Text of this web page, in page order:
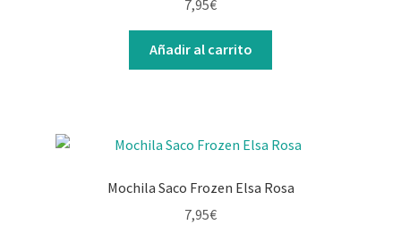
7,95€
Añadir al carrito
Mochila Saco Frozen Elsa Rosa
7,95€